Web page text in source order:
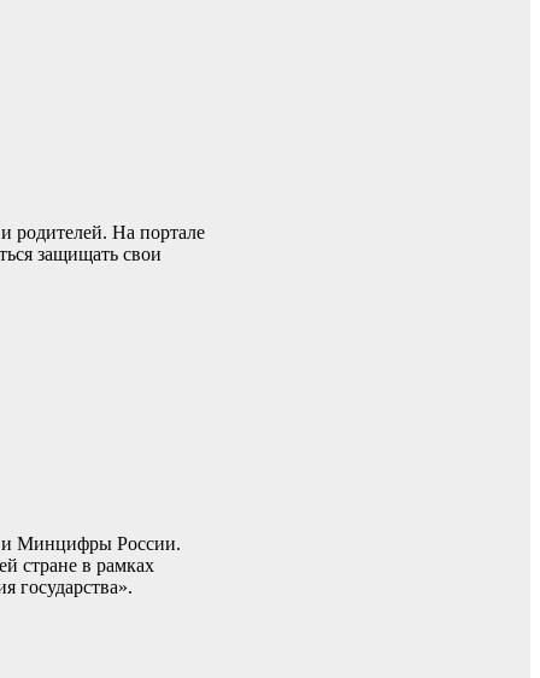
родителей. На портале
защищать свои
и Минцифры России.
стране в рамках
государства».